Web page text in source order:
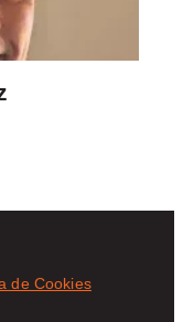
de Cookies